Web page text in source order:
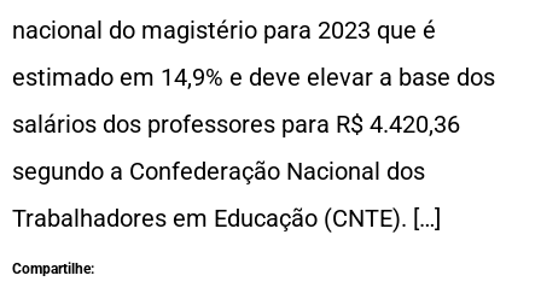
nacional do magistério para 2023 que é
estimado em 14,9% e deve elevar a base dos
salários dos professores para R$ 4.420,36
segundo a Confederação Nacional dos
Trabalhadores em Educação (CNTE). […]
Compartilhe: